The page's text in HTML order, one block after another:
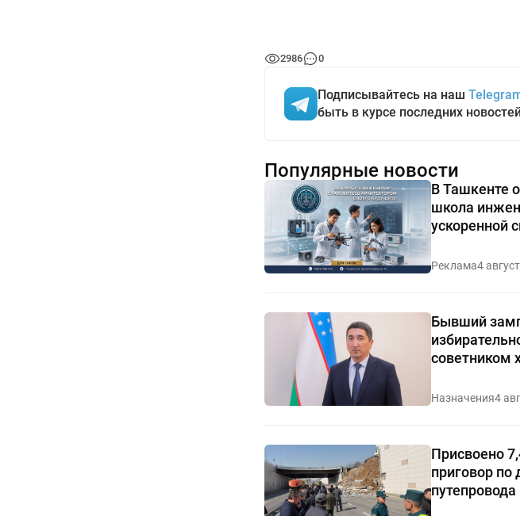
2986 0
Подписывайтесь на наш
быть в курсе последних
Популярные новости
В Ташкенте
школа
ускоренной
Реклама4
Бывший
советником
Назначения4
Присвоено
приговор по